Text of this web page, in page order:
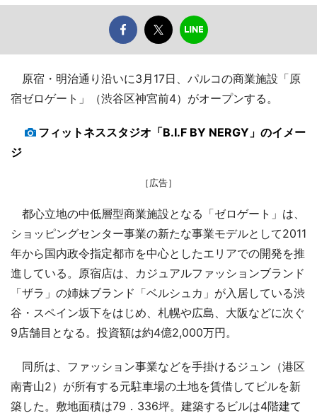
原宿・明治通り沿いに3月17日、パルコの商業施設「原
宿ゼロゲート」（渋谷区神宮前4）がオープンする。
フィットネススタジオ「B.I.F BY NERGY」のイメー
ジ
［広告］
都心立地の中低層型商業施設となる「ゼロゲート」は、
ショッピングセンター事業の新たな事業モデルとして2011
年から国内政令指定都市を中心としたエリアでの開発を推
進している。原宿店は、カジュアルファッションブランド
「ザラ」の姉妹ブランド「ベルシュカ」が入居している渋
谷・スペイン坂下をはじめ、札幌や広島、大阪などに次ぐ
9店舗目となる。投資額は約4億2,000万円。
同所は、ファッション事業などを手掛けるジュン（港区
南青山2）が所有する元駐車場の土地を賃借してビルを新
築した。敷地面積は79．336坪。建築するビルは4階建て